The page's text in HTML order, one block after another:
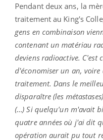
Pendant deux ans, la
traitement au King's
gens en combinaison
contenant un matériau
deviens radioactive. C'est
d'économiser un an,
traitement. Dans le
disparaître (les
(…) Si quelqu'un m'avait
quatre années où j'ai dit
opération aurait pu tout